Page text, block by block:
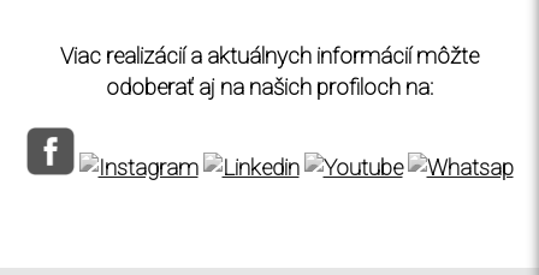
Viac realizácií a aktuálnych informácií môžte
odoberať aj na našich profiloch na: